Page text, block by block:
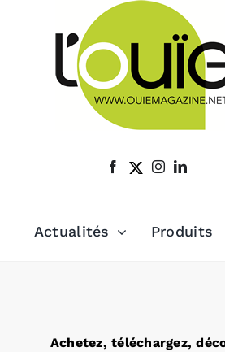
Actualités Produits
Achetez, téléchargez,